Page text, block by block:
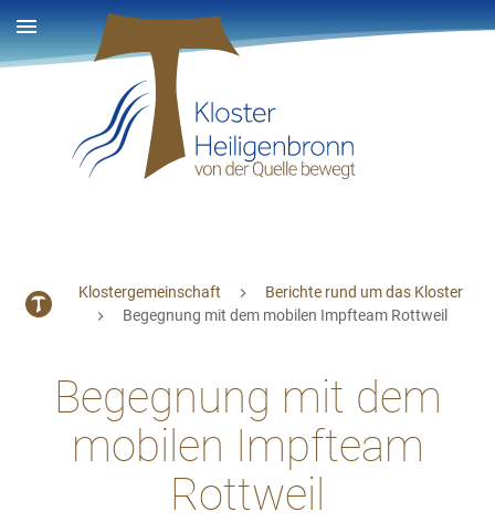
Klostergemeinschaft
Berichte rund um das Kloster
Begegnung mit dem mobilen Impfteam Rottweil
Begegnung mit dem
mobilen Impfteam
Rottweil